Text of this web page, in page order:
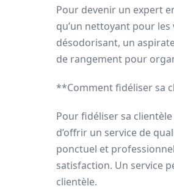
Pour devenir un expert
qu’un nettoyant pour
désodorisant, un
de rangement pour
**Comment fidéliser sa
Pour fidéliser sa
d’offrir un service de
ponctuel et
satisfaction. Un service
clientèle.